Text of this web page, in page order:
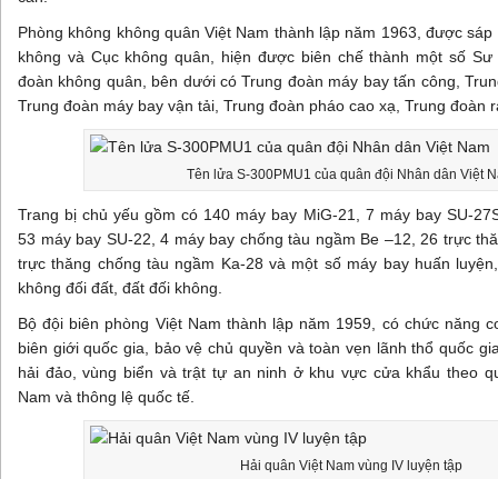
Phòng không không quân Việt Nam thành lập năm 1963, được
không và Cục không quân, hiện được biên chế thành một số
đoàn không quân, bên dưới có Trung đoàn máy bay tấn công,
Trung đoàn máy bay vận tải, Trung đoàn pháo cao xạ, Trung đoàn
Tên lửa S-300PMU1 của quân đội Nhân dân Việt
Trang bị chủ yếu gồm có 140 máy bay MiG-21, 7 máy bay SU-
53 máy bay SU-22, 4 máy bay chống tàu ngầm Be –12, 26 trực
trực thăng chống tàu ngầm Ka-28 và một số máy bay huấn
không đối đất, đất đối không.
Bộ đội biên phòng Việt Nam thành lập năm 1959, có chức năng
biên giới quốc gia, bảo vệ chủ quyền và toàn vẹn lãnh thổ quốc
hải đảo, vùng biển và trật tự an ninh ở khu vực cửa khẩu theo
Nam và thông lệ quốc tế.
Hải quân Việt Nam vùng IV luyện tập